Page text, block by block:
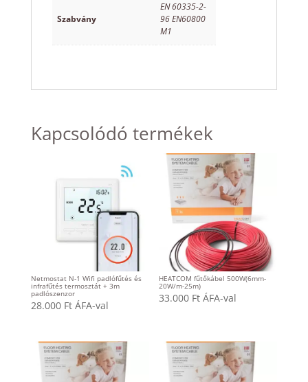
Szabvány
EN 60335-2-
96 EN60800
M1
Kapcsolódó termékek
Netmostat N-1 Wifi padlófűtés és
infrafűtés termosztát + 3m
padlószenzor
28.000 Ft ÁFA-val
HEATCOM fűtőkábel 500W(6mm-
20W/m-25m)
33.000 Ft ÁFA-val